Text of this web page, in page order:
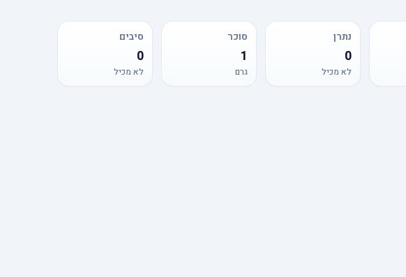
נתרן
0
לא מכיל
סוכר
1
גרם
סיבים
0
לא מכיל